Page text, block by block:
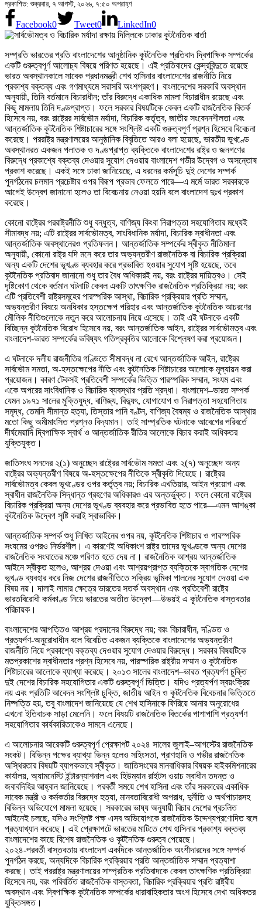
প্রকাশিত: শুক্রবার, ৭ আগস্ট, ২০২৬, ৭:৫০ অপরাহ্ণ
Facebook0 Tweet0 LinkedIn0
সম্প্রতি ভারতের প্রতি বাংলাদেশের আনুষ্ঠানিক কূটনৈতিক প্রতিবাদ দ্বিপাক্ষিক সম্পর্কের
একটি গুরুত্বপূর্ণ আলোচ্য বিষয়ে পরিণত হয়েছে। এই প্রতিবাদের কেন্দ্রবিন্দুতে রয়েছে
ভারত অবস্থানকালে সাবেক প্রধানমন্ত্রী শেখ হাসিনার বাংলাদেশের রাজনীতি নিয়ে
প্রকাশ্য বক্তব্য এবং গণমাধ্যমে সরাসরি অংশগ্রহণ। বাংলাদেশের সরকারি অবস্থান
অনুযায়ী, তিনি বর্তমানে বিচারাধীন; তাঁর বিরুদ্ধে একাধিক মামলা বিচারাধীন রয়েছে এবং
কিছু মামলায় তিনি দণ্ডপ্রাপ্ত। ফলে সরকার বিষয়টিকে কেবল একটি রাজনৈতিক বিতর্ক
হিসেবে নয়, বরং রাষ্ট্রের সার্বভৌম মর্যাদা, বিচারিক কর্তৃত্ব, জাতীয় সংবেদনশীলতা এবং
আন্তর্জাতিক কূটনৈতিক শিষ্টাচারের সঙ্গে সংশ্লিষ্ট একটি গুরুত্বপূর্ণ প্রশ্ন হিসেবে বিবেচনা
করেছে। পররাষ্ট্র মন্ত্রণালয়ের আনুষ্ঠানিক বিবৃতিতে আরও বলা হয়েছে, ভারতীয় ভূখণ্ডে
অবস্থানরত একজন পলাতক ও দণ্ডপ্রাপ্ত ব্যক্তিকে বাংলাদেশের রাষ্ট্র ও জনগণের
বিরুদ্ধে প্রকাশ্যে বক্তব্য দেওয়ার সুযোগ দেওয়ায় বাংলাদেশ গভীর উদ্বেগ ও অসন্তোষ
প্রকাশ করেছে। একই সঙ্গে ঢাকা জানিয়েছে, এ ধরনের কর্মসূচি দুই দেশের সম্পর্ক
পুনর্গঠনের চলমান প্রচেষ্টার ওপর বিরূপ প্রভাব ফেলতে পারে—এ মর্মে ভারত সরকারকে
আগেই উদ্বেগ জানানো হলেও তা বিবেচনায় নেওয়া হয়নি বলে বাংলাদেশ দুঃখ প্রকাশ
করেছে।
কোনো রাষ্ট্রের পররাষ্ট্রনীতি শুধু বন্ধুত্ব, বাণিজ্য কিংবা নিরাপত্তা সহযোগিতার মধ্যেই
সীমাবদ্ধ নয়; এটি রাষ্ট্রের সার্বভৌমত্ব, সাংবিধানিক মর্যাদা, বিচারিক স্বাধীনতা এবং
আন্তর্জাতিক অবস্থানেরও প্রতিফলন। আন্তর্জাতিক সম্পর্কের স্বীকৃত নীতিমালা
অনুযায়ী, কোনো রাষ্ট্র যদি মনে করে তার অভ্যন্তরীণ রাজনৈতিক বা বিচারিক প্রক্রিয়া
অন্য একটি দেশের ভূখণ্ড ব্যবহার করে প্রভাবিত হওয়ার সুযোগ সৃষ্টি হয়েছে, তবে
কূটনৈতিক প্রতিবাদ জানানো শুধু তার বৈধ অধিকারই নয়, বরং রাষ্ট্রের দায়িত্বও। সেই
দৃষ্টিকোণ থেকে বর্তমান ঘটনাটি কেবল একটি তাৎক্ষণিক রাজনৈতিক প্রতিক্রিয়া নয়; বরং
এটি প্রতিবেশী রাষ্ট্রসমূহের পারস্পরিক আস্থা, বিচারিক প্রক্রিয়ার প্রতি সম্মান,
অভ্যন্তরীণ বিষয়ে অনধিকার হস্তক্ষেপ পরিহার এবং আন্তর্জাতিক কূটনৈতিক আচরণের
মৌলিক নীতিগুলোকে নতুন করে আলোচনায় নিয়ে এসেছে। তাই এই ঘটনাকে একটি
বিচ্ছিন্ন কূটনৈতিক বিরোধ হিসেবে নয়, বরং আন্তর্জাতিক আইন, রাষ্ট্রের সার্বভৌমত্ব এবং
বাংলাদেশ-ভারত সম্পর্কের ভবিষ্যৎ গতিপ্রকৃতির আলোকে বিশ্লেষণ করা প্রয়োজন।
এ ঘটনাকে দলীয় রাজনীতির গণ্ডিতে সীমাবদ্ধ না রেখে আন্তর্জাতিক আইন, রাষ্ট্রের
সার্বভৌম সমতা, অ-হস্তক্ষেপের নীতি এবং কূটনৈতিক শিষ্টাচারের আলোকে মূল্যায়ন করা
প্রয়োজন। কারণ টেকসই প্রতিবেশী সম্পর্কের ভিত্তি পারস্পরিক সম্মান, সংযম এবং
একে অপরের সাংবিধানিক ও বিচারিক ব্যবস্থার প্রতি শ্রদ্ধা। বাংলাদেশ–ভারত সম্পর্ক
যেমন ১৯৭১ সালের মুক্তিযুদ্ধ, বাণিজ্য, বিদ্যুৎ, যোগাযোগ ও নিরাপত্তা সহযোগিতায়
সমৃদ্ধ, তেমনি সীমান্ত হত্যা, তিস্তার পানি বণ্টন, বাণিজ্য বৈষম্য ও রাজনৈতিক আস্থার
মতো কিছু অমীমাংসিত প্রশ্নও বিদ্যমান। তাই সাম্প্রতিক ঘটনাকে আবেগের পরিবর্তে
দীর্ঘমেয়াদি দ্বিপাক্ষিক স্বার্থ ও আন্তর্জাতিক রীতির আলোকে বিচার করাই অধিকতর
যুক্তিযুক্ত।
জাতিসংঘ সনদের ২(১) অনুচ্ছেদ রাষ্ট্রের সার্বভৌম সমতা এবং ২(৭) অনুচ্ছেদ অন্য
রাষ্ট্রের অভ্যন্তরীণ বিষয়ে অ-হস্তক্ষেপের নীতিকে স্বীকৃতি দিয়েছে। রাষ্ট্রের
সার্বভৌমত্ব কেবল ভূখণ্ডের ওপর কর্তৃত্ব নয়; বিচারিক এখতিয়ার, আইন প্রয়োগ এবং
স্বাধীন রাজনৈতিক সিদ্ধান্ত গ্রহণের অধিকারও এর অন্তর্ভুক্ত। ফলে কোনো রাষ্ট্রের
বিচারিক প্রক্রিয়া অন্য দেশের ভূখণ্ড ব্যবহার করে প্রভাবিত হতে পারে—এমন আশঙ্কা
কূটনৈতিক উদ্বেগ সৃষ্টি করাই স্বাভাবিক।
আন্তর্জাতিক সম্পর্ক শুধু লিখিত আইনের ওপর নয়, কূটনৈতিক শিষ্টাচার ও পারস্পরিক
সংযমের ওপরও নির্ভরশীল। এ কারণেই অধিকাংশ রাষ্ট্র তাদের ভূখণ্ডকে অন্য দেশের
রাজনৈতিক সংঘাতের মঞ্চে পরিণত হতে দেয় না। রাজনৈতিক আশ্রয় আন্তর্জাতিক
আইনে স্বীকৃত হলেও, আশ্রয় দেওয়া এবং আশ্রয়প্রাপ্ত ব্যক্তিকে স্বাগতিক দেশের
ভূখণ্ড ব্যবহার করে নিজ দেশের রাজনীতিতে সক্রিয় ভূমিকা পালনের সুযোগ দেওয়া এক
বিষয় নয়। দালাই লামার ক্ষেত্রে ভারতের সতর্ক অবস্থান এবং প্রতিবেশী রাষ্ট্রে
ভারতবিরোধী কর্মকাণ্ড নিয়ে ভারতের অতীত উদ্বেগ—উভয়ই এ কূটনৈতিক বাস্তবতার
পরিচায়ক।
বাংলাদেশের আপত্তিও আশ্রয় প্রদানের বিরুদ্ধে নয়; বরং বিচারাধীন, দণ্ডিত ও
প্রত্যর্পণ-অনুরোধাধীন বলে বিবেচিত একজন ব্যক্তিকে বাংলাদেশের অভ্যন্তরীণ
রাজনীতি নিয়ে প্রকাশ্যে বক্তব্য দেওয়ার সুযোগ দেওয়ার বিরুদ্ধে। সরকার বিষয়টিকে
মতপ্রকাশের স্বাধীনতার প্রশ্ন হিসেবে নয়, পারস্পরিক রাষ্ট্রীয় সম্মান ও কূটনৈতিক
শিষ্টাচারের আলোকে ব্যাখ্যা করেছে। ২০১৩ সালের বাংলাদেশ–ভারত প্রত্যর্পণ চুক্তি
দুই দেশের বিচারিক সহযোগিতার একটি গুরুত্বপূর্ণ ভিত্তি। যদিও প্রত্যর্পণ স্বয়ংক্রিয়
নয় এবং প্রতিটি আবেদন সংশ্লিষ্ট চুক্তি, জাতীয় আইন ও কূটনৈতিক বিবেচনার ভিত্তিতে
নিষ্পত্তি হয়, তবু বাংলাদেশ জানিয়েছে যে শেখ হাসিনাকে ফিরিয়ে আনার অনুরোধের
এখনো ইতিবাচক সাড়া মেলেনি। ফলে বিষয়টি রাজনৈতিক বিতর্কের পাশাপাশি প্রত্যর্পণ
সহযোগিতার কার্যকারিতাকেও সামনে এনেছে।
এ আলোচনার আরেকটি গুরুত্বপূর্ণ প্রেক্ষাপট ২০২৪ সালের জুলাই–আগস্টের রাজনৈতিক
সংকট। বিভিন্ন পক্ষের ব্যাখ্যা ভিন্ন হলেও সহিংসতা, প্রাণহানি ও গভীর রাজনৈতিক
অস্থিরতার বিষয়টি ব্যাপকভাবে স্বীকৃত। জাতিসংঘের মানবাধিকার বিষয়ক হাইকমিশনারের
কার্যালয়, অ্যামনেস্টি ইন্টারন্যাশনাল এবং হিউম্যান রাইটস ওয়াচ স্বাধীন তদন্ত ও
জবাবদিহির আহ্বান জানিয়েছে। পরবর্তী সময়ে শেখ হাসিনা এবং তাঁর সরকারের একাধিক
সাবেক মন্ত্রী ও কর্মকর্তার বিরুদ্ধে হত্যা, মানবতাবিরোধী অপরাধ, দুর্নীতি ও অর্থপাচারসহ
বিভিন্ন অভিযোগে মামলা হয়েছে। সরকারের ভাষ্য অনুযায়ী বিচার দেশের প্রচলিত
আইনেই চলছে, যদিও সংশ্লিষ্ট পক্ষ এসব অভিযোগকে রাজনৈতিক উদ্দেশ্যপ্রণোদিত বলে
প্রত্যাখ্যান করেছে। এই প্রেক্ষাপটে ভারতের মাটিতে শেখ হাসিনার প্রকাশ্য বক্তব্য
বাংলাদেশের কাছে বিশেষ রাজনৈতিক ও কূটনৈতিক গুরুত্ব পেয়েছে।
২০২৪-পরবর্তী বাস্তবতায় বাংলাদেশ একদিকে আন্তর্জাতিক অংশীদারদের সঙ্গে সম্পর্ক
পুনর্গঠন করছে, অন্যদিকে বিচারিক প্রক্রিয়ার প্রতি আন্তর্জাতিক সম্মান প্রত্যাশা
করছে। তাই পররাষ্ট্র মন্ত্রণালয়ের সাম্প্রতিক প্রতিবাদকে কেবল তাৎক্ষণিক প্রতিক্রিয়া
হিসেবে নয়, বরং পরিবর্তিত রাজনৈতিক বাস্তবতা, বিচারিক প্রক্রিয়ার প্রতি রাষ্ট্রীয়
অবস্থান এবং দ্বিপাক্ষিক কূটনৈতিক সম্পর্কের ধারাবাহিকতার অংশ হিসেবে দেখা অধিকতর
যুক্তিসঙ্গত।